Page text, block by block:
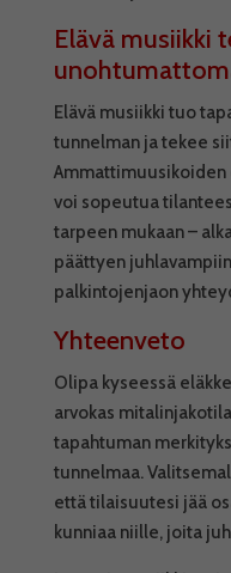
Elävä musiikki
Elävä musiikki tuo
tunnelman ja tekee
Ammattimuusikoiden
voi sopeutua
tarpeen mukaan –
päättyen
palkintojenjaon
Yhteenveto
Olipa kyseessä
arvokas
tapahtuman
tunnelmaa.
että tilaisuutesi jää
kunniaa niille, joita